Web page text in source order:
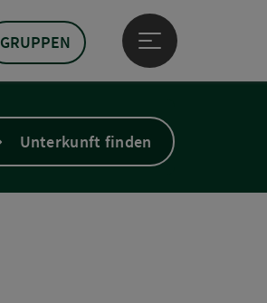
GRUPPEN
Hauptmenü öffnen
Unterkunft finden